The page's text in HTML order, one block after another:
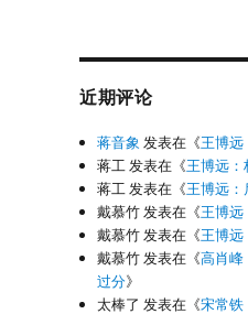
近期评论
蒋音象 发表在《王博远
蒋工发表在《王博远：
蒋工发表在《王博远：
戴慕竹发表在《王博远
戴慕竹发表在《王博远
戴慕竹发表在《高肖峰
过分》
太棒了 发表在《宋常铁